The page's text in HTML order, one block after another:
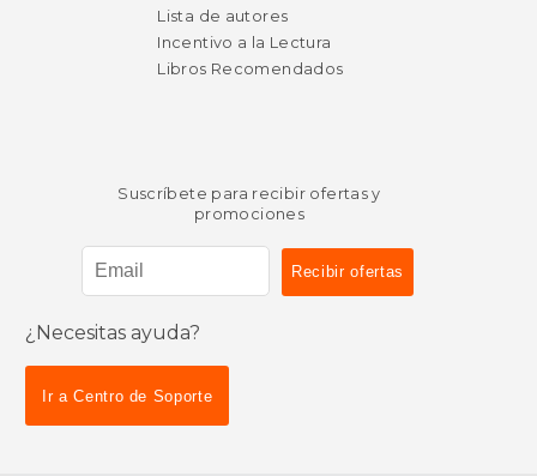
dcto. $ 20.81
Lista de autores
Incentivo a la Lectura
Libros Recomendados
Suscríbete para recibir ofertas y
promociones
¿Necesitas ayuda?
Ir a Centro de Soporte